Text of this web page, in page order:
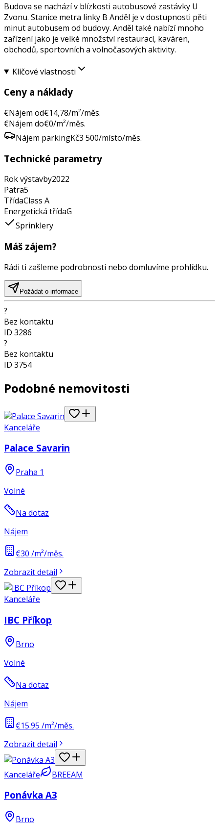
Budova se nachází v blízkosti autobusové zastávky U
Zvonu. Stanice metra linky B Anděl je v dostupnosti pěti
minut autobusem od budovy. Anděl také nabízí mnoho
zařízení jako je velké množství restaurací, kaváren,
obchodů, sportovních a volnočasových aktivity.
Klíčové vlastnosti
Ceny a náklady
€Nájem od€14,78/m²/měs.
€Nájem do€0/m²/měs.
Nájem parkingKč3 500/místo/měs.
Technické parametry
Rok výstavby2022
Patra5
TřídaClass A
Energetická třídaG
Sprinklery
Máš zájem?
Rádi ti zašleme podrobnosti nebo domluvíme prohlídku.
Požádat o informace
?
Bez kontaktu
ID 3286
?
Bez kontaktu
ID 3754
Podobné nemovitosti
Kanceláře
Palace Savarin
Praha 1
Volné
Na dotaz
Nájem
€30 /m²/měs.
Zobrazit detail
Kanceláře
IBC Příkop
Brno
Volné
Na dotaz
Nájem
€15.95 /m²/měs.
Zobrazit detail
Kanceláře BREEAM
Ponávka A3
Brno